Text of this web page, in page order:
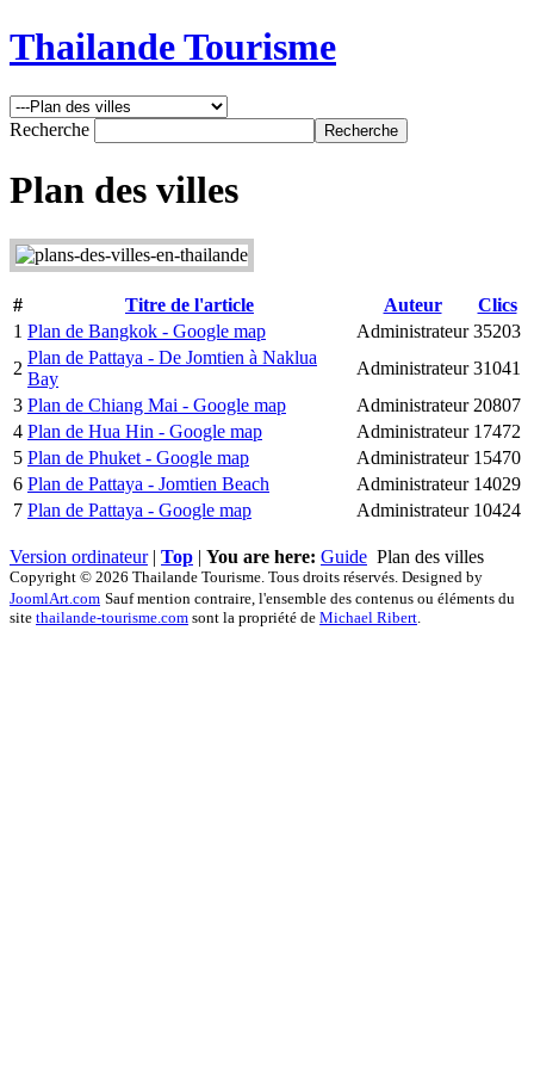
Thailande Tourisme
Recherche
Plan des villes
# Titre de l'article Auteur
Clics
1 Plan de Bangkok - Google map Administrateur 35203
2
Plan de Pattaya - De Jomtien à Naklua
Bay
Administrateur 31041
3 Plan de Chiang Mai - Google map Administrateur 20807
4 Plan de Hua Hin - Google map Administrateur 17472
5 Plan de Phuket - Google map Administrateur 15470
6 Plan de Pattaya - Jomtien Beach Administrateur 14029
7 Plan de Pattaya - Google map Administrateur 10424
Version ordinateur| Top | You are here: Guide Plan des villes
Copyright © 2026 Thailande Tourisme. Tous droits réservés. Designed by
JoomlArt.com Sauf mention contraire, l'ensemble des contenus ou éléments du
site thailande-tourisme.com sont la propriété de Michael Ribert